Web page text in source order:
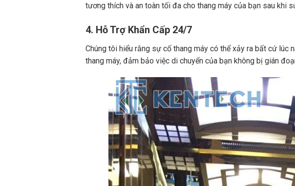
tương thích và an toàn tối đa cho thang máy của bạn sau khi
4. Hỗ Trợ Khẩn Cấp 24/7
Chúng tôi hiểu rằng sự cố thang máy có thể xảy ra bất cứ
thang máy, đảm bảo việc di chuyển của bạn không bị gián